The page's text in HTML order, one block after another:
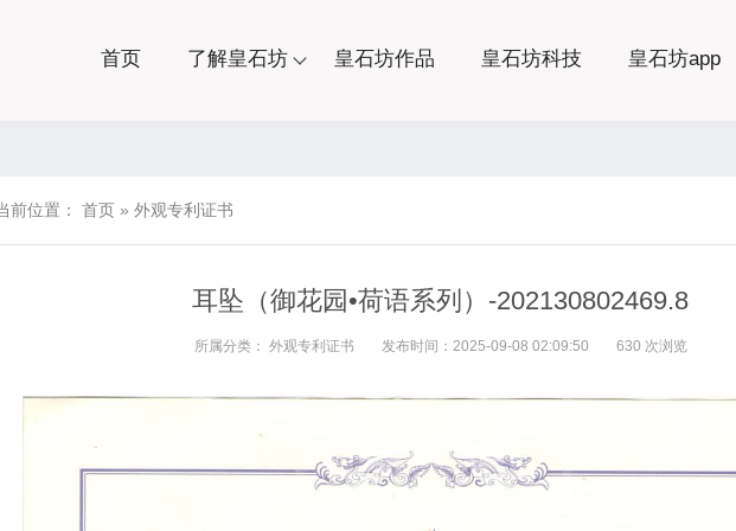
首页 了解皇石坊 皇石坊作品 皇石坊科技 皇石坊app
前位置： 首页 » 外观专利证书
耳坠（御花园•荷语系列）-202130802469.8
所属分类： 外观专利证书 发布时间：2025-09-08 02:09:50 630 次浏览